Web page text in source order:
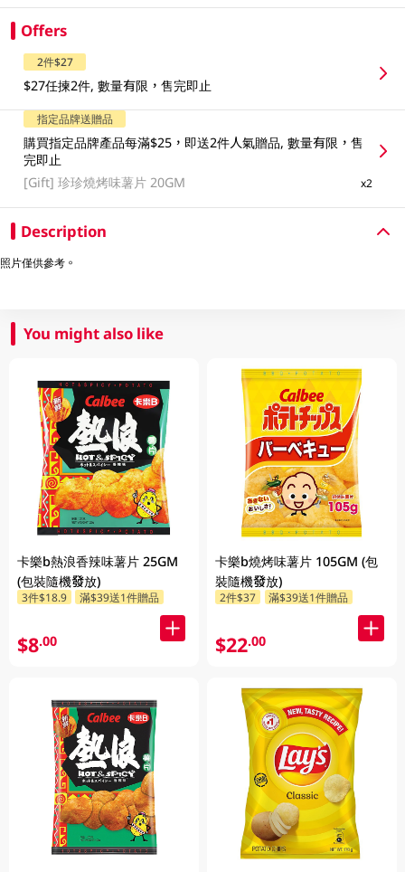
Offers
2件$27
$27任揀2件, 數量有限，售完即止
指定品牌送贈品
購買指定品牌產品每滿$25，即送2件人氣贈品, 數量有限，售
完即止
[Gift]珍珍燒烤味薯片 20GM x2
Description
照片僅供參考。
You might also like
卡樂b熱浪香辣味薯片 25GM
(包裝隨機發放)
3件$18.9 滿$39送1件贈品
$8.00
卡樂b燒烤味薯片 105GM (包
裝隨機發放)
2件$37 滿$39送1件贈品
$22.00